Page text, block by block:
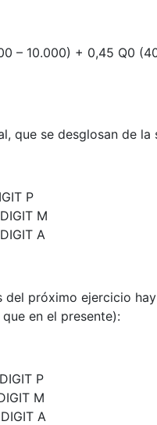
– 10.000) + 0,45 Q0
que se desglosan de la
P
M
A
del próximo ejercicio
en el presente):
P
M
A